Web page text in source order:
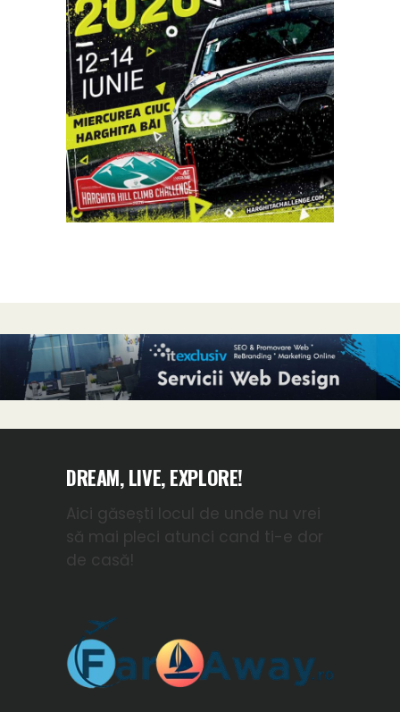
DREAM, LIVE, EXPLORE!
Aici găsești locul de unde nu vrei
să mai pleci atunci cand ti-e dor
de casă!